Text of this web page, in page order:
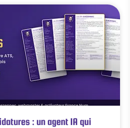
: un agent IA qui